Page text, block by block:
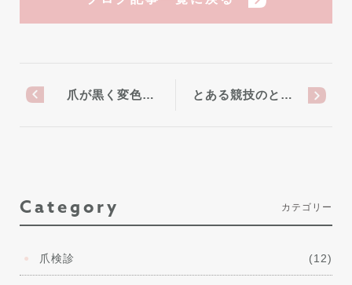
爪が黒く変色… とある競技のと…
Category カテゴリー
爪検診 (12)